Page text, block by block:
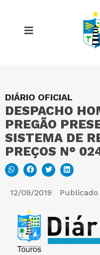
DIÁRIO OFICIAL
DESPACHO
PREGÃO
SISTEMA DE
PREÇOS N°
12/09/2019 Publicado
MAPA DO SITE
PORTAL DA
E-SIC
PERGUNTAS